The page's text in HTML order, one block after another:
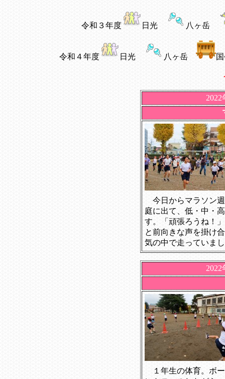
令和３年度 日光 八ヶ岳
令和４年度 日光 八ヶ岳
今日からマラソン
庭に出て、低・中・
す。「頑張ろうね！
と前向きな声を掛け
気の中で走っていま
１年生の体育。ボ